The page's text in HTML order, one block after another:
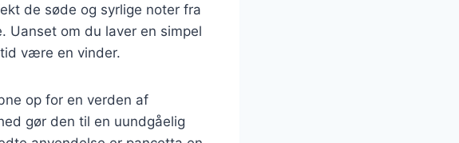
de søde og syrlige noter fra
Uanset om du laver en simpel
være en vinder.
op for en verden af
gør den til en uundgåelig